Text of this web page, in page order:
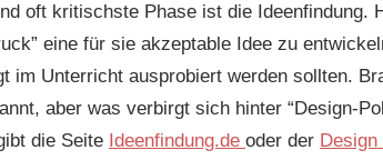
oft kritischste Phase ist die Ideenfindung.
eine für sie akzeptable Idee zu
im Unterricht ausprobiert werden sollten.
aber was verbirgt sich hinter “Design-
die Seite Ideenfindung.de oder der